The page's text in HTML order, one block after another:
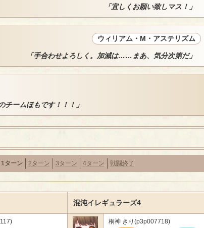
「宜しくお願い致しマス！」
ウィリアム・M・アステリズム
「手合わせよろしく。加減は……まあ、気分次第だ」
チームほもです！！！」
1ターン 2ターン 3ターン 4ターン 戦闘終了
混沌イレギュラーズ4
桐神 きり(p3p007718)